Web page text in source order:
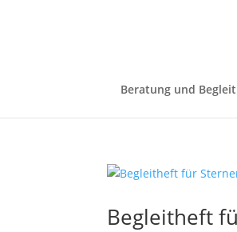
Beratung und
Begleitheft